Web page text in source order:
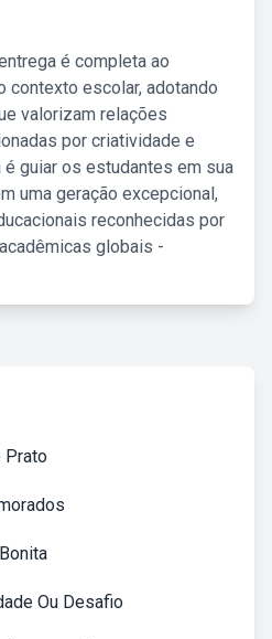
é completa ao
contexto escolar, adotando
valorizam relações
por criatividade e
guiar os estudantes em sua
uma geração excepcional,
reconhecidas por
globais -
Prato
Ou Desafio